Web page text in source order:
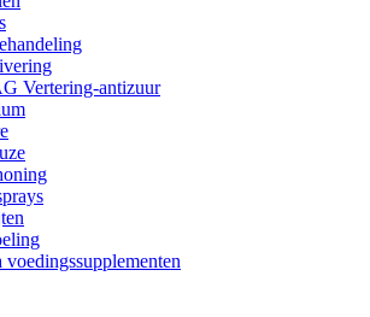
Vertering-antizuur
voedingssupplementen